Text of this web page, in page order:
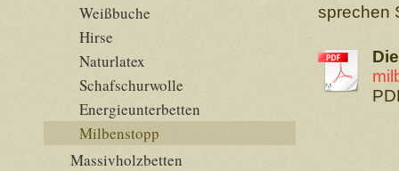
sprechen
Weißbuche
Hirse
Naturlatex
Schafschurwolle
Energieunterbetten
Milbenstopp
Massivholzbetten